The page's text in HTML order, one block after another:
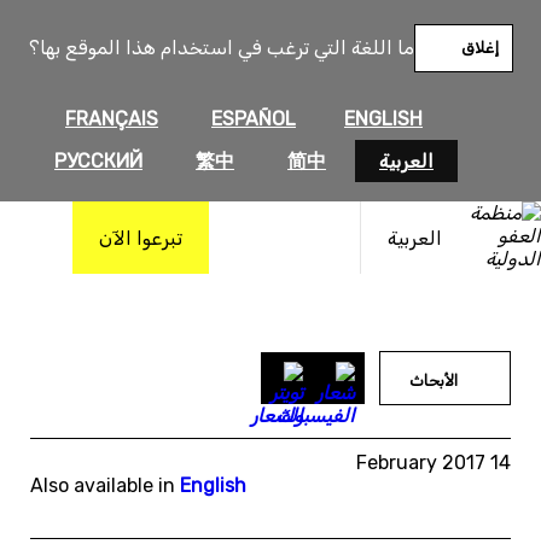
ما اللغة التي ترغب في استخدام هذا الموقع بها؟
ENGLISH
ESPAÑOL
FRANÇAIS
العربية
简中
繁中
РУССКИЙ
إغلاق
العربية تبرعوا الآن
المحتوى
الأبحاث
14 February 2017
Also available in English